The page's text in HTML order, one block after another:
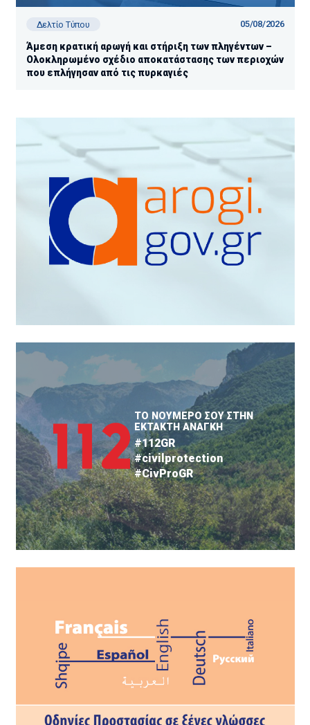
Δελτίο Τύπου 05/08/2026
Άμεση κρατική αρωγή και στήριξη των πληγέντων –
Ολοκληρωμένο σχέδιο αποκατάστασης των περιοχών
που επλήγησαν από τις πυρκαγιές
ΤΟ ΝΟΥΜΕΡΟ ΣΟΥ ΣΤΗΝ
ΕΚΤΑΚΤΗ ΑΝΑΓΚΗ
#112GR
#civilprotection
#CivProGR